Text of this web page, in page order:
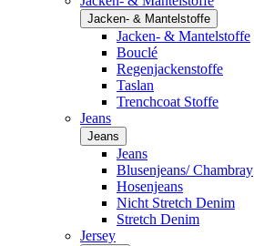
Jacken- & Mantelstoffe
Jacken- & Mantelstoffe
Bouclé
Regenjackenstoffe
Taslan
Trenchcoat Stoffe
Jeans
Jeans
Jeans
Blusenjeans/ Chambray
Hosenjeans
Nicht Stretch Denim
Stretch Denim
Jersey